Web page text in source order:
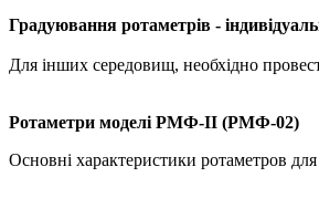
Градуювання ротаметрів -
Для інших середовищ, необхідно
Ротаметри моделі РМФ-II (РМФ-02)
Основні характеристики ротаметров